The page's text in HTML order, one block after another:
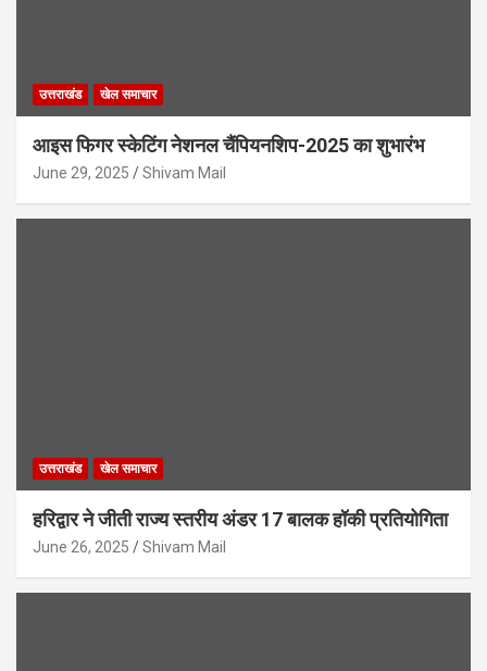
उत्तराखंड खेल समाचार
आइस फिगर स्केटिंग नेशनल चैंपियनशिप-2025 का शुभारंभ
June 29, 2025 Shivam Mail
उत्तराखंड खेल समाचार
हरिद्वार ने जीती राज्य स्तरीय अंडर 17 बालक हॉकी प्रतियोगिता
June 26, 2025 Shivam Mail